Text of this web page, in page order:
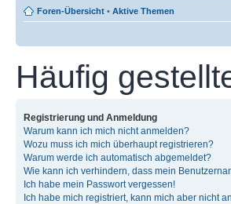
Foren-Übersicht • Aktive Themen
Häufig
Registrierung und Anmeldung
Warum kann ich mich nicht anmelden?
Wozu muss ich mich überhaupt registrieren?
Warum werde ich automatisch abgemeldet?
Wie kann ich verhindern, dass mein
Ich habe mein Passwort vergessen!
Ich habe mich registriert, kann mich aber nicht